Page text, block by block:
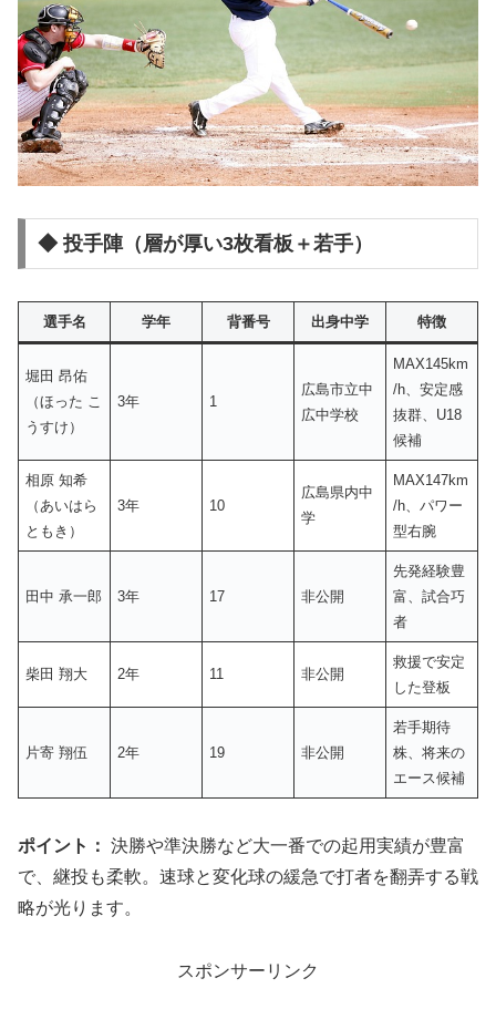
◆ 投手陣（層が厚い3枚看板＋若手）
選手名 学年 背番号 出身中学 特徴
堀田 昂佑
（ほった こ
うすけ）
3年 1
広島市立中
広中学校
MAX145km
/h、安定感
抜群、U18
候補
相原 知希
（あいはら
ともき）
3年 10
広島県内中
学
MAX147km
/h、パワー
型右腕
田中 承一郎 3年 17 非公開
先発経験豊
富、試合巧
者
柴田 翔大 2年 11 非公開
救援で安定
した登板
片寄 翔伍 2年 19 非公開
若手期待
株、将来の
エース候補
ポイント： 決勝や準決勝など大一番での起用実績が豊富
で、継投も柔軟。速球と変化球の緩急で打者を翻弄する戦
略が光ります。
スポンサーリンク